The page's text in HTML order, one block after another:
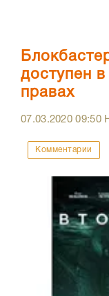
доступен
правах
07.03.202009:50
Комментарии